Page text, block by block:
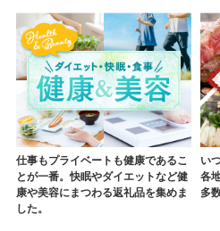
仕事もプライベートも健康であるこ
とが一番。快眠やダイエットなど健
康や美容にまつわる返礼品を集めま
した。
い
各
多